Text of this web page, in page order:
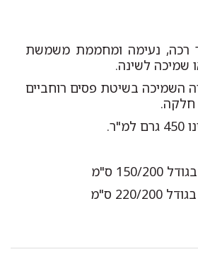
רכה, נעימה ומחממת משמשת
שמיכה לשינה.
השמיכה בשיטת פסים רוחביים
חלקה.
200 ס"מ
200 ס"מ